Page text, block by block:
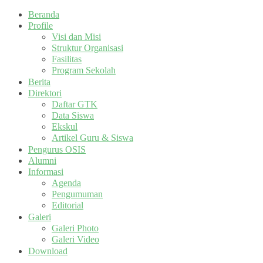
Beranda
Profile
Visi dan Misi
Struktur Organisasi
Fasilitas
Program Sekolah
Berita
Direktori
Daftar GTK
Data Siswa
Ekskul
Artikel Guru & Siswa
Pengurus OSIS
Alumni
Informasi
Agenda
Pengumuman
Editorial
Galeri
Galeri Photo
Galeri Video
Download